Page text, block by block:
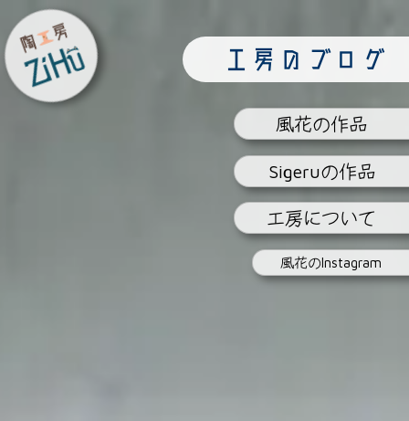
陶工房
ZiHu 工房のブログ
風花の作品
Sigeruの作品
工房について
風花のInstagram